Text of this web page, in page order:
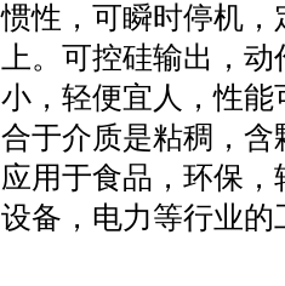
惯性，可瞬时停机，
上。可控硅输出，
小，轻便宜人，性
合于介质是粘稠，
应用于食品，环保
设备，电力等行业的